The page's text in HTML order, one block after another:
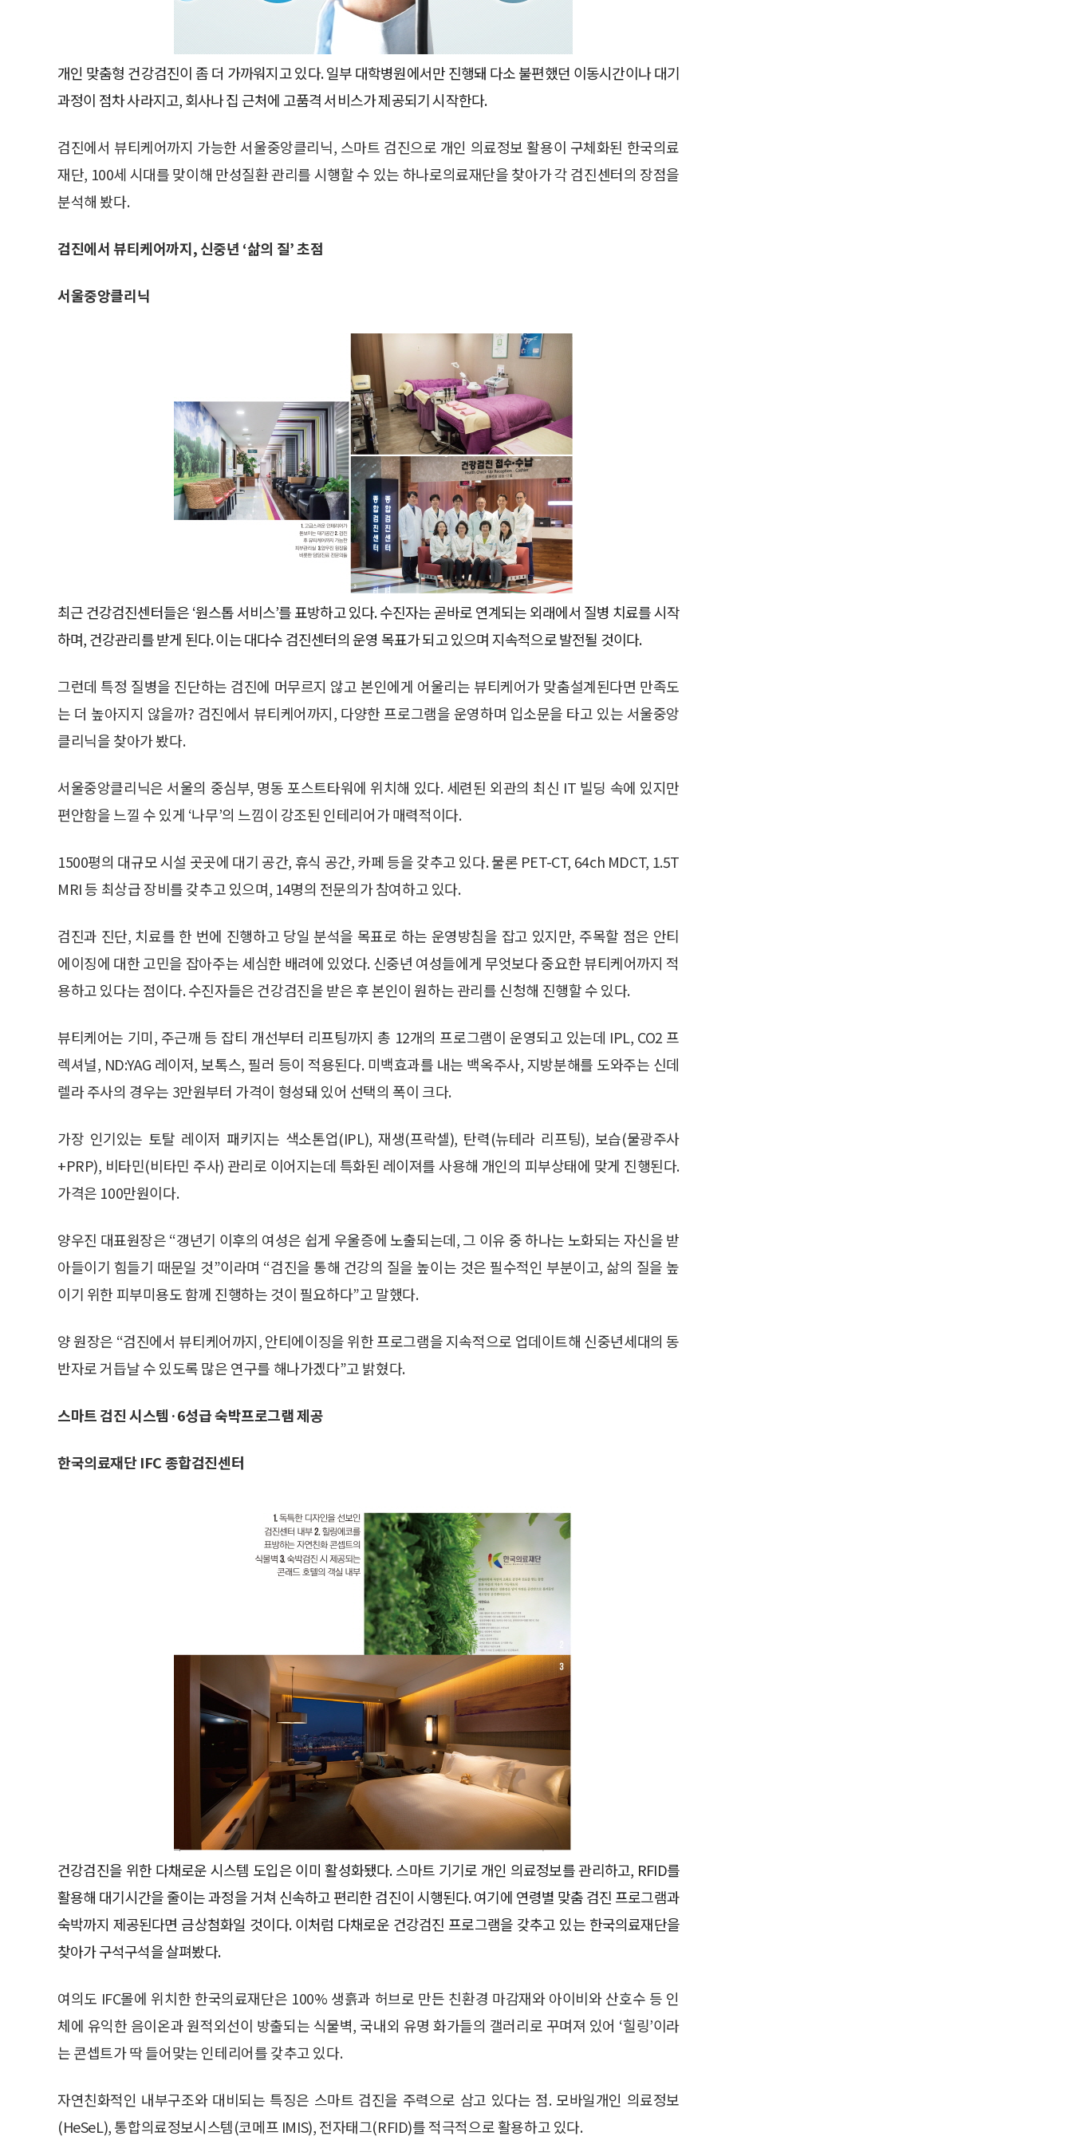
개인 맞춤형 건강검진이 좀 더 가까워지고 있다. 일부 대학병원에서만 진행돼 다소 불편했던 이동시간이나 대기
과정이 점차 사라지고, 회사나 집 근처에 고품격 서비스가 제공되기 시작한다.
검진에서 뷰티케어까지 가능한 서울중앙클리닉, 스마트 검진으로 개인 의료정보 활용이 구체화된 한국의료
재단, 100세 시대를 맞이해 만성질환 관리를 시행할 수 있는 하나로의료재단을 찾아가 각 검진센터의 장점을
분석해 봤다.
검진에서 뷰티케어까지, 신중년 ‘삶의 질’ 초점
서울중앙클리닉
최근 건강검진센터들은 ‘원스톱 서비스’를 표방하고 있다. 수진자는 곧바로 연계되는 외래에서 질병 치료를 시작
하며, 건강관리를 받게 된다. 이는 대다수 검진센터의 운영 목표가 되고 있으며 지속적으로 발전될 것이다.
그런데 특정 질병을 진단하는 검진에 머무르지 않고 본인에게 어울리는 뷰티케어가 맞춤설계된다면 만족도
는 더 높아지지 않을까? 검진에서 뷰티케어까지, 다양한 프로그램을 운영하며 입소문을 타고 있는 서울중앙
클리닉을 찾아가 봤다.
서울중앙클리닉은 서울의 중심부, 명동 포스트타워에 위치해 있다. 세련된 외관의 최신 IT 빌딩 속에 있지만
편안함을 느낄 수 있게 ‘나무’의 느낌이 강조된 인테리어가 매력적이다.
1500평의 대규모 시설 곳곳에 대기 공간, 휴식 공간, 카페 등을 갖추고 있다. 물론 PET-CT, 64ch MDCT, 1.5T
MRI 등 최상급 장비를 갖추고 있으며, 14명의 전문의가 참여하고 있다.
검진과 진단, 치료를 한 번에 진행하고 당일 분석을 목표로 하는 운영방침을 잡고 있지만, 주목할 점은 안티
에이징에 대한 고민을 잡아주는 세심한 배려에 있었다. 신중년 여성들에게 무엇보다 중요한 뷰티케어까지 적
용하고 있다는 점이다. 수진자들은 건강검진을 받은 후 본인이 원하는 관리를 신청해 진행할 수 있다.
뷰티케어는 기미, 주근깨 등 잡티 개선부터 리프팅까지 총 12개의 프로그램이 운영되고 있는데 IPL, CO2 프
렉셔널, ND:YAG 레이저, 보톡스, 필러 등이 적용된다. 미백효과를 내는 백옥주사, 지방분해를 도와주는 신데
렐라 주사의 경우는 3만원부터 가격이 형성돼 있어 선택의 폭이 크다.
가장 인기있는 토탈 레이저 패키지는 색소톤업(IPL), 재생(프락셀), 탄력(뉴테라 리프팅), 보습(물광주사
+PRP), 비타민(비타민 주사) 관리로 이어지는데 특화된 레이져를 사용해 개인의 피부상태에 맞게 진행된다.
가격은 100만원이다.
양우진 대표원장은 “갱년기 이후의 여성은 쉽게 우울증에 노출되는데, 그 이유 중 하나는 노화되는 자신을 받
아들이기 힘들기 때문일 것”이라며 “검진을 통해 건강의 질을 높이는 것은 필수적인 부분이고, 삶의 질을 높
이기 위한 피부미용도 함께 진행하는 것이 필요하다”고 말했다.
양 원장은 “검진에서 뷰티케어까지, 안티에이징을 위한 프로그램을 지속적으로 업데이트해 신중년세대의 동
반자로 거듭날 수 있도록 많은 연구를 해나가겠다”고 밝혔다.
스마트 검진 시스템·6성급 숙박프로그램 제공
한국의료재단 IFC 종합검진센터
건강검진을 위한 다채로운 시스템 도입은 이미 활성화됐다. 스마트 기기로 개인 의료정보를 관리하고, RFID를
활용해 대기시간을 줄이는 과정을 거쳐 신속하고 편리한 검진이 시행된다. 여기에 연령별 맞춤 검진 프로그램과
숙박까지 제공된다면 금상첨화일 것이다. 이처럼 다채로운 건강검진 프로그램을 갖추고 있는 한국의료재단을
찾아가 구석구석을 살펴봤다.
여의도 IFC몰에 위치한 한국의료재단은 100% 생흙과 허브로 만든 친환경 마감재와 아이비와 산호수 등 인
체에 유익한 음이온과 원적외선이 방출되는 식물벽, 국내외 유명 화가들의 갤러리로 꾸며져 있어 ‘힐링’이라
는 콘셉트가 딱 들어맞는 인테리어를 갖추고 있다.
자연친화적인 내부구조와 대비되는 특징은 스마트 검진을 주력으로 삼고 있다는 점. 모바일개인 의료정보
(HeSeL), 통합의료정보시스템(코메프 IMIS), 전자태그(RFID)를 적극적으로 활용하고 있다.